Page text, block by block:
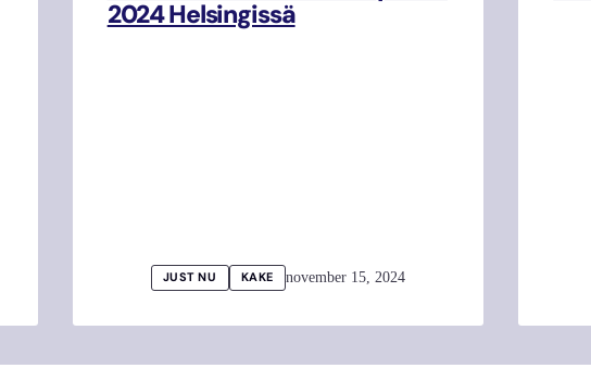
2024 Helsingissä
JUST NU KAKE november 15, 2024